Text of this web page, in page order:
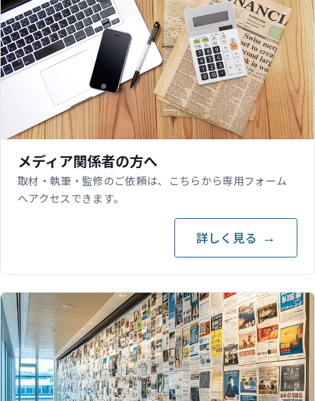
メディア関係者の方へ
取材・執筆・監修のご依頼は、こちらから専用フォーム
へアクセスできます。
詳しく見る